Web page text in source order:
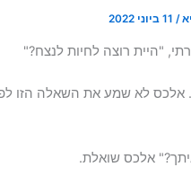
/ 11 ביוני 2022
"היית רוצה לחיות לנצח?"
אלכס לא שמע את השאלה הזו
אלכס שואלת.